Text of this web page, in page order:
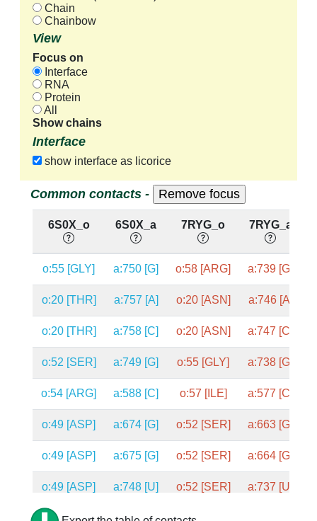
Chain
Chainbow
View
Focus on
Interface
RNA
Protein
All
Show chains
Interface
show interface as licorice
Common contacts -
6S0X_o 6S0X_a 7RYG_o 7RYG_a
o:55 [GLY] a:750 [G] o:58 [ARG] a:739 [G]
o:20 [THR] a:757 [A] o:20 [ASN] a:746 [A]
o:20 [THR] a:758 [C] o:20 [ASN] a:747 [C]
o:52 [SER] a:749 [G] o:55 [GLY] a:738 [G]
o:54 [ARG] a:588 [C] o:57 [ILE] a:577 [C]
o:49 [ASP] a:674 [G] o:52 [SER] a:663 [G]
o:49 [ASP] a:675 [G] o:52 [SER] a:664 [G]
o:49 [ASP] a:748 [U] o:52 [SER] a:737 [U]
o:49 [ASP] a:749 [G] o:52 [SER]